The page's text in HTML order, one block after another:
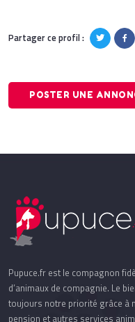
Partager ce profil :
POSTER UNE
Pupuce.fr est le compagnon
d’animaux de compagnie. Le
toujours notre priorité grâce à
pension et autres services